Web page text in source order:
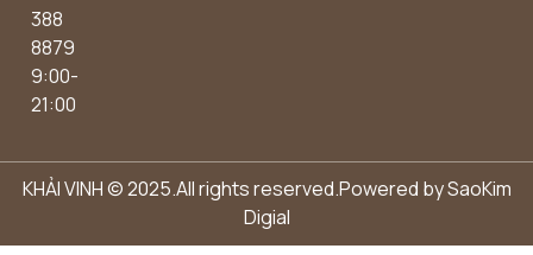
388
8879
9:00-
21:00
KHẢI VINH © 2025.All rights reserved.Powered bySaoKim
Digial